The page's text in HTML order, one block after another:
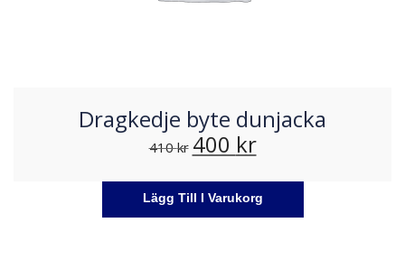
Dragkedje byte dunjacka
410kr 400 kr
Lägg Till I Varukorg